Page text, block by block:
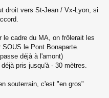
droit vers St-Jean / Vx-Lyon, si
le cadre du MA, on frôlerait les
le Pont Bonaparte.
déjà à l'amont)
pris jusqu'à - 30 mètres.
souterrain, c'est "en gros"